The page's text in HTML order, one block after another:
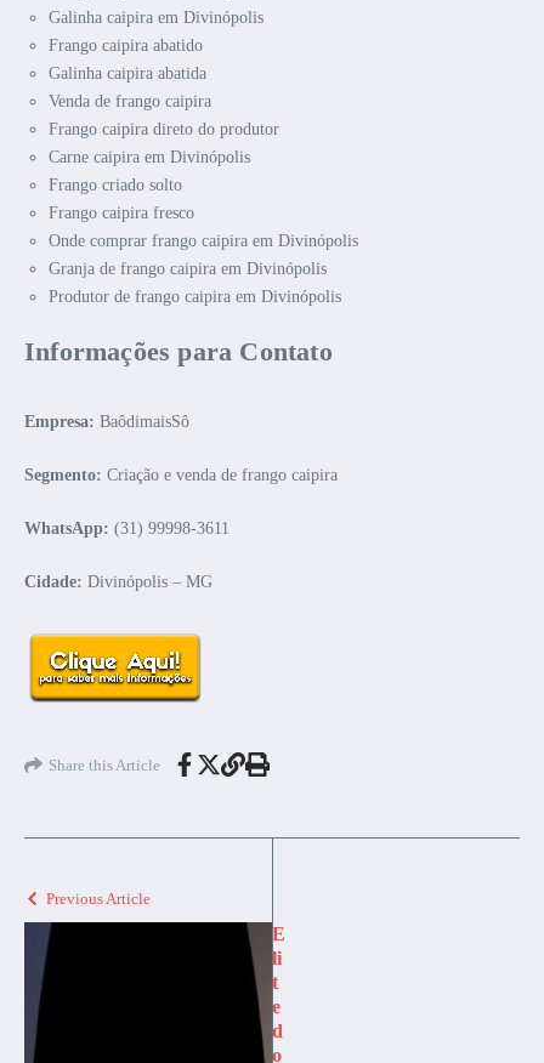
Galinha caipira em Divinópolis
Frango caipira abatido
Galinha caipira abatida
Venda de frango caipira
Frango caipira direto do produtor
Carne caipira em Divinópolis
Frango criado solto
Frango caipira fresco
Onde comprar frango caipira em Divinópolis
Granja de frango caipira em Divinópolis
Produtor de frango caipira em Divinópolis
Informações para Contato
Empresa: BaôdimaisSô
Segmento: Criação e venda de frango caipira
WhatsApp: (31) 99998-3611
Cidade: Divinópolis – MG
Share this Article
Previous Article
E
li
t
e
d
o